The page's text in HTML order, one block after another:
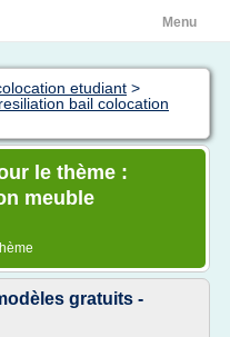
Menu
etudiant >
resiliation bail colocation
le thème :
meuble
gratuits -